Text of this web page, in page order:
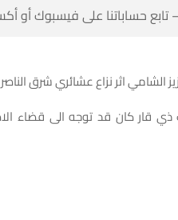
تابع حساباتنا على فيسبوك أو
اثر نزاع عشائري شرق
ذي قار كان قد توجه الى قضاء